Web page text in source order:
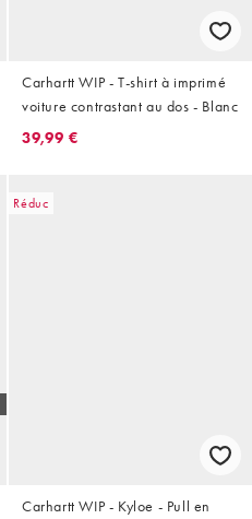
Carhartt WIP - T-shirt à imprimé
voiture contrastant au dos - Blanc
39,99 €
Réduc
Carhartt WIP - Kyloe - Pull en